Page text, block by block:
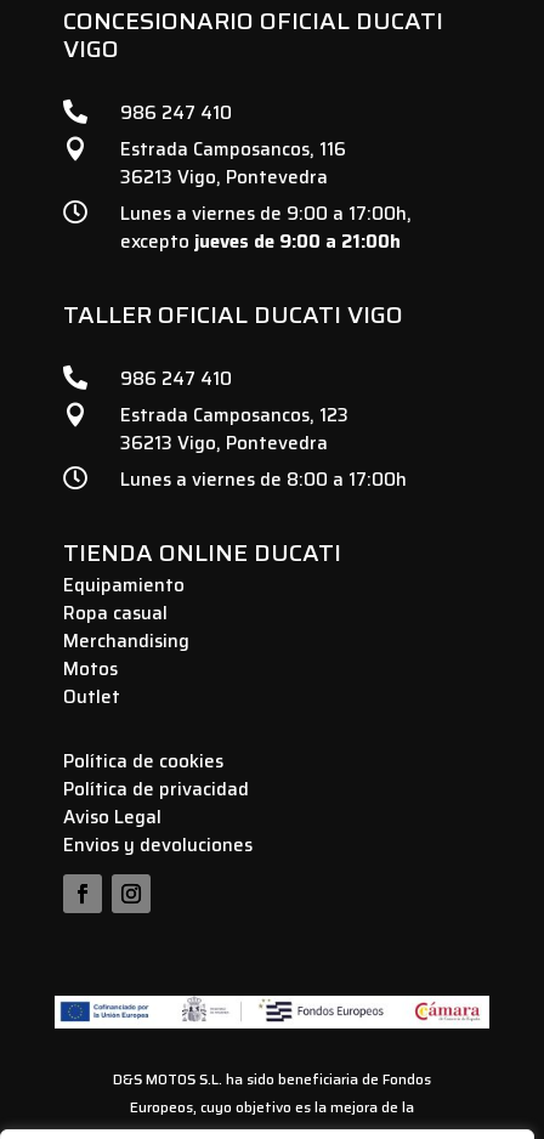
CONCESIONARIO OFICIAL DUCATI
VIGO
 986 247 410

Estrada Camposancos, 116
36213 Vigo, Pontevedra

Lunes a viernes de 9:00 a 17:00h,
excepto jueves de 9:00 a 21:00h
TALLER OFICIAL DUCATI VIGO
 986 247 410

Estrada Camposancos, 123
36213 Vigo, Pontevedra
 Lunes a viernes de 8:00 a 17:00h
TIENDA ONLINE DUCATI
Equipamiento
Ropa casual
Merchandising
Motos
Outlet
Política de cookies
Política de privacidad
Aviso Legal
Envios y devoluciones
D&S MOTOS S.L. ha sido beneficiaria de Fondos
Europeos, cuyo objetivo es la mejora de la